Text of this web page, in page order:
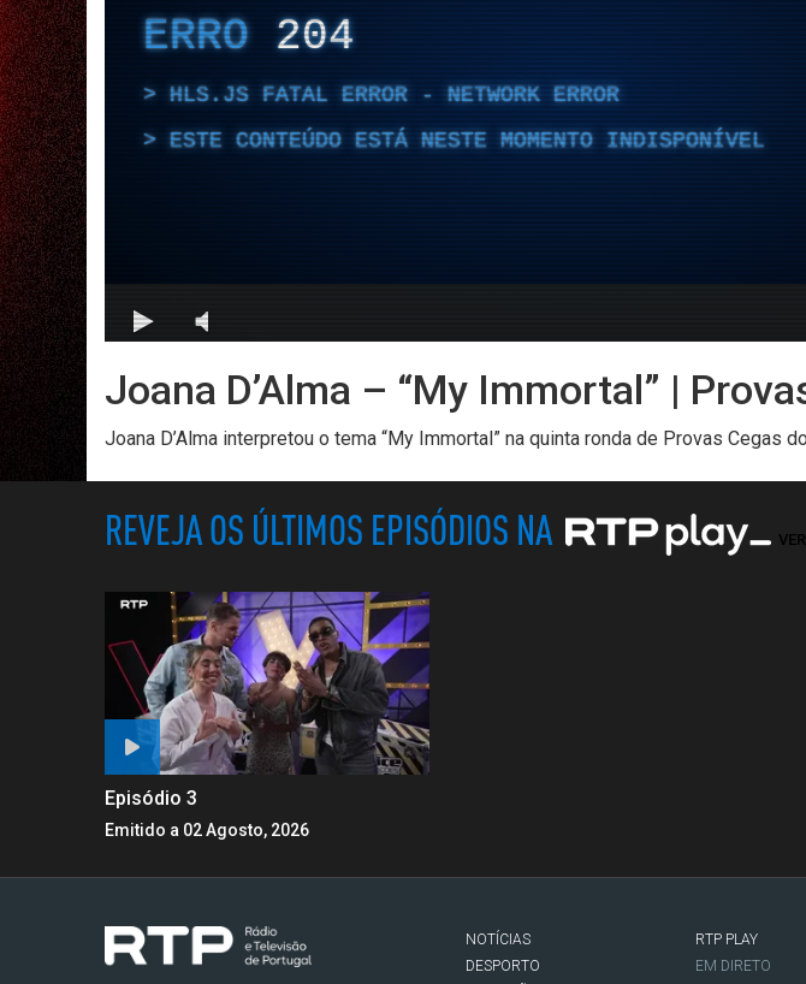
Joana D’Alma – “My Immortal” |
Joana D’Alma interpretou o tema “My Immortal” na quinta ronda de Provas Cegas
REVEJA OS ÚLTIMOS EPISÓDIOS NA
Episódio 3
Emitido a 02 Agosto, 2026
NOTÍCIAS
DESPORTO
RTP PLAY
EM DIRETO